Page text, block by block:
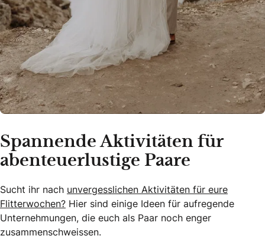
Spannende Aktivitäten für
abenteuerlustige Paare
Sucht ihr nach unvergesslichen Aktivitäten für eure
Flitterwochen? Hier sind einige Ideen für aufregende
Unternehmungen, die euch als Paar noch enger
zusammenschweissen.